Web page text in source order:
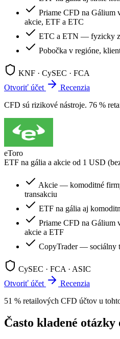
Priame CFD na Gálium
akcie, ETF a ETC
ETC a ETN — fyzicky
Pobočka v regióne,
KNF · CySEC · FCA
Otvoriť účet
Recenzia
CFD sú rizikové nástroje. 76 %
eToro
ETF na gália a akcie od 1 USD
Akcie — komoditné
transakciu
ETF na gália aj
Priame CFD na Gálium
akcie a ETF
CopyTrader — sociálny
CySEC · FCA · ASIC
Otvoriť účet
Recenzia
51 % retailových CFD účtov u
Často kladené otázky